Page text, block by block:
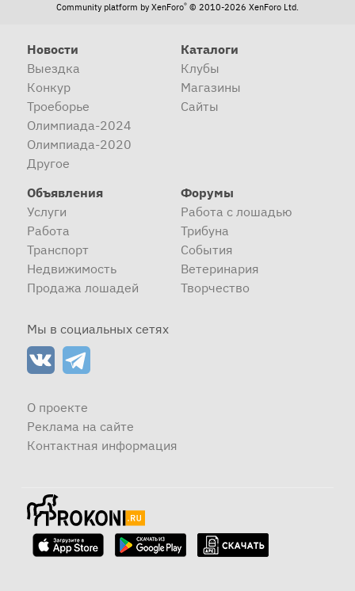
Community platform by XenForo® © 2010-2026 XenForo Ltd.
Новости
Выездка
Конкур
Троеборье
Олимпиада-2024
Олимпиада-2020
Другое
Каталоги
Клубы
Магазины
Сайты
Объявления
Услуги
Работа
Транспорт
Недвижимость
Продажа лошадей
Форумы
Работа с лошадью
Трибуна
События
Ветеринария
Творчество
Мы в социальных сетях
О проекте
Реклама на сайте
Контактная информация